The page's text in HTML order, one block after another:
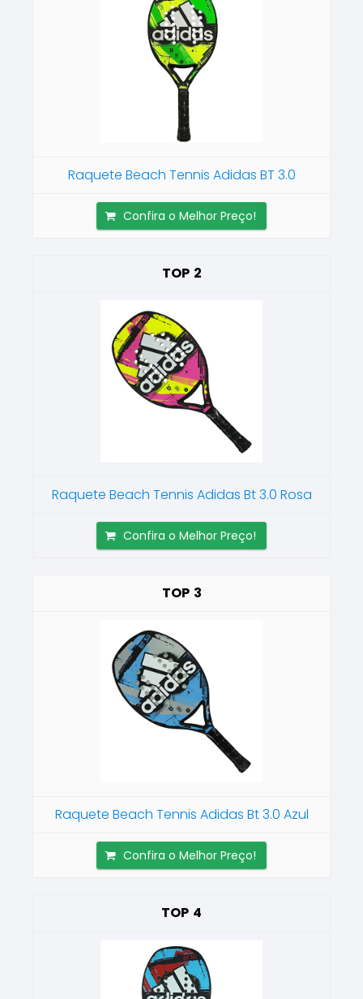
Raquete Beach Tennis Adidas BT 3.0
Confira o Melhor Preço!
2
Raquete Beach Tennis Adidas Bt 3.0 Rosa
Confira o Melhor Preço!
3
Raquete Beach Tennis Adidas Bt 3.0 Azul
Confira o Melhor Preço!
4